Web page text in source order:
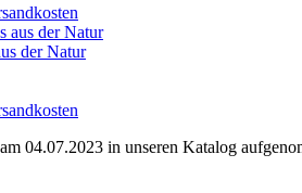
der Natur
04.07.2023 in unseren Katalog